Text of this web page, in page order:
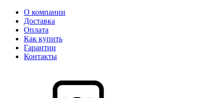
О компании
Доставка
Оплата
Как купить
Гарантии
Контакты